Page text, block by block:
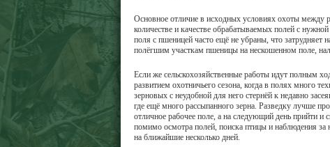
Основное отличие в исходных условиях охоты между
количестве и качестве обрабатываемых полей с
поля с пшеницей часто ещё не убраны, что затрудняет
полёгшим участкам пшеницы на нескошенном поле,
Если же сельскохозяйственные работы идут полным
развитием охотничьего сезона, когда в полях много
зерновых с неудобной для него стернёй к недавно
где ещё много рассыпанного зерна. Разведку лучше
отличное рабочее поле, а на следующий день прийти и
помимо осмотра полей, поиска птицы и наблюдения за
на ближайшие несколько дней.